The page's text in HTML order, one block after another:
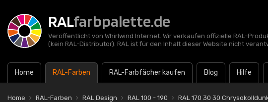
RALfarbpalette.de
Veröffentlicht von Whirlwind Internet. Wir verkaufen offizielle RAL-
(kein RAL-Distributor). RAL ist für den Inhalt dieser Website nicht
Home RAL-Farben RAL-Farbfächer kaufen Blog Hilfe
Home RAL-Farben RAL Design RAL 100 - 190 RAL 170 30 30